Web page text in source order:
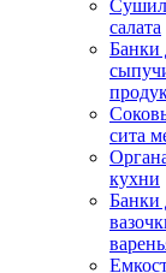
салата
Банки
сита
кухни
Банки